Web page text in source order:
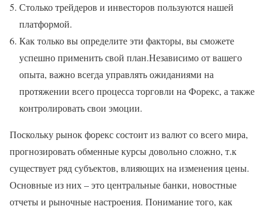
Столько трейдеров и инвесторов пользуются нашей
платформой.
Как только вы определите эти факторы, вы сможете
успешно применить свой план.Независимо от вашего
опыта, важно всегда управлять ожиданиями на
протяжении всего процесса торговли на Форекс, а также
контролировать свои эмоции.
Поскольку рынок форекс состоит из валют со всего мира,
прогнозировать обменные курсы довольно сложно, т.к
существует ряд субъектов, влияющих на изменения цены.
Основные из них – это центральные банки, новостные
отчеты и рыночные настроения. Понимание того, как